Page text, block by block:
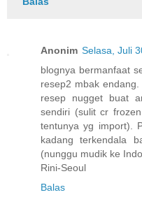
Anonim Selasa, Juli
blognya bermanfaat
resep2 mbak
resep nugget buat
sendiri (sulit cr
tentunya yg import).
kadang terkendala
(nunggu mudik ke
Rini-Seoul
Balas